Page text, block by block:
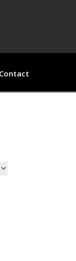
Contact